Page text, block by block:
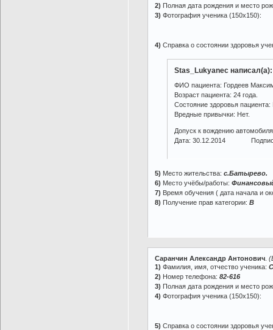
2) Полная дата рождения и место
3) Фотография ученика (150х150):
4) Справка о состоянии здоровья
Stas_Lukyanec написал(а):
ФИО пациента: Гордеев
Возраст пациента: 24 года.
Cостояние здоровья
Вредные привычки: Нет.
Допуск к вождению
Дата: 30.12.2014 Подпись
5) Место жительства: с.Батырево.
6) Место учёбы/работы:
7) Время обучения ( дата начала и
8) Получение прав категории: B
Саранчин Александр Антонович.
1) Фамилия, имя, отчество ученика:
2) Номер телефона: 82-616
3) Полная дата рождения и место
4) Фотография ученика (150х150):
5) Справка о состоянии здоровья